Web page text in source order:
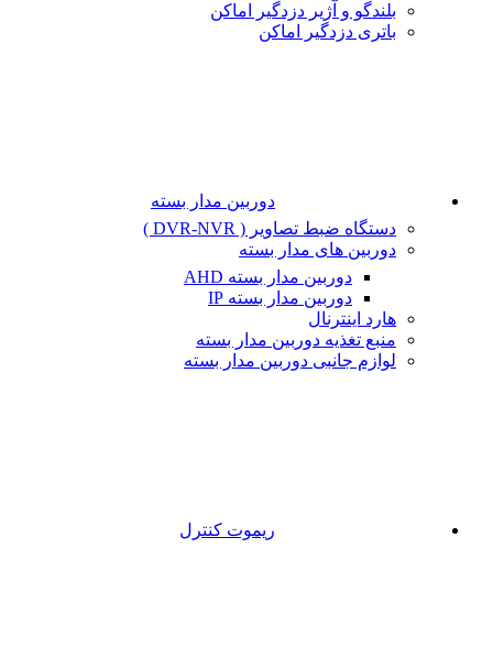
بلندگو و آژیر دزدگیر اماکن
باتری دزدگیر اماکن
دوربین مدار بسته
دستگاه ضبط تصاویر ( DVR-NVR )
دوربین های مدار بسته
دوربین مدار بسته AHD
دوربین مدار بسته IP
هارد اینترنال
منبع تغذیه دوربین مدار بسته
لوازم جانبی دوربین مدار بسته
ریموت کنترل